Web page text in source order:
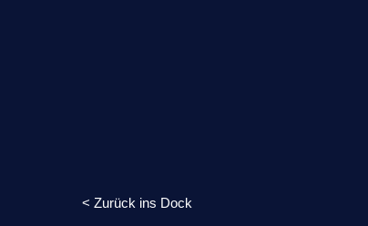
< Zurück ins Dock